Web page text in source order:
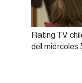
Rating TV
del miércoles